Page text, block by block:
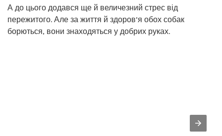
А до цього додався ще й величезний стрес від
пережитого. Але за життя й здоров’я обох собак
борються, вони знаходяться у добрих руках.